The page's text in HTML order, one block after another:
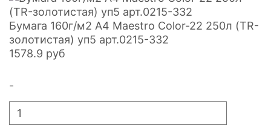
Бумага 160г/м2 А4 Maestro Color-22 250л (TR-
золотистая) уп5 арт.0215-332
1578.9 руб
-